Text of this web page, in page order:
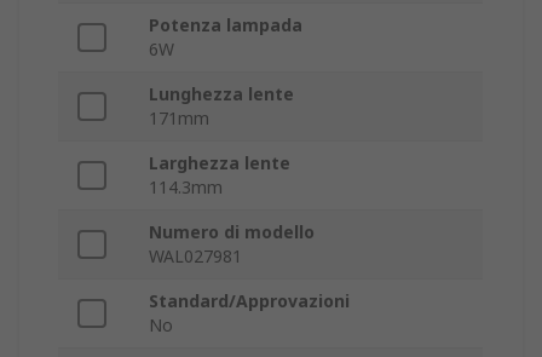
Potenza lampada
6W
Lunghezza lente
171mm
Larghezza lente
114.3mm
Numero di modello
WAL027981
Standard/Approvazioni
No